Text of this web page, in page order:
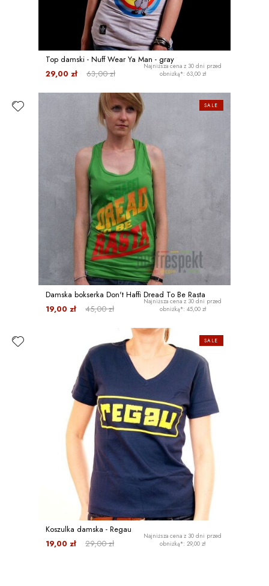
Top damski - Nuff Wear Ya Man - gray
63,00 zł
29,00 zł
Najniższa cena z 30 dni przed
obniżką*: 63,00 zł
Damska bokserka Don't Haffi Dread To Be Rasta
45,00 zł
19,00 zł
Najniższa cena z 30 dni przed
obniżką*: 45,00 zł
SALE
Koszulka damska - Regau
29,00 zł
19,00 zł
Najniższa cena z 30 dni przed
obniżką*: 29,00 zł
SALE